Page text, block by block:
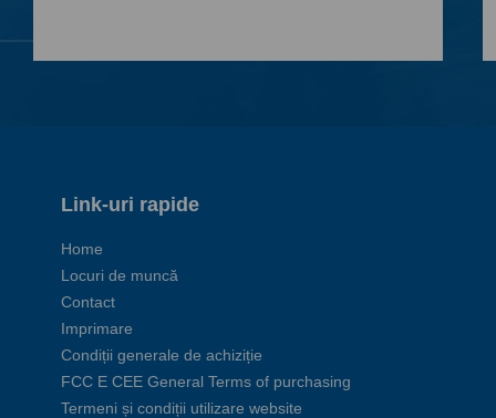
Link-uri rapide
Home
Locuri de muncă
Contact
Imprimare
Condiții generale de achiziție
FCC E CEE General Terms of purchasing
Termeni și condiții utilizare website